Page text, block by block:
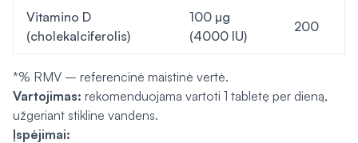
Vitamino D
(cholekalciferolis)
100 µg
(4000 IU)
200
*% RMV – referencinė maistinė vertė.
Vartojimas: rekomenduojama vartoti 1 tabletę per dieną,
užgeriant stikline vandens.
Įspėjimai: